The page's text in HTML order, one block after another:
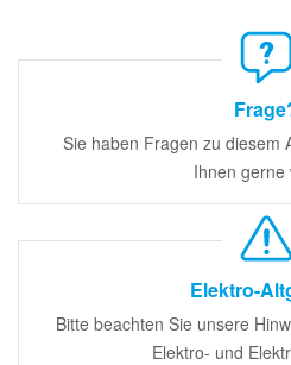
Sie haben Fragen zu diesem
Ihnen gerne
Elektro-
Bitte beachten Sie unsere
Elektro- und